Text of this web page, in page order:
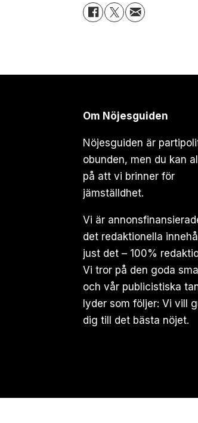
Om Nöjesguiden
Nöjesguiden är
obunden, men du kan
på att vi brinner för
jämställdhet.
Vi är
det redaktionella
just det – 100%
Vi tror på den goda
och vår publicistiska
lyder som följer: Vi vill
dig till det bästa nöjet.